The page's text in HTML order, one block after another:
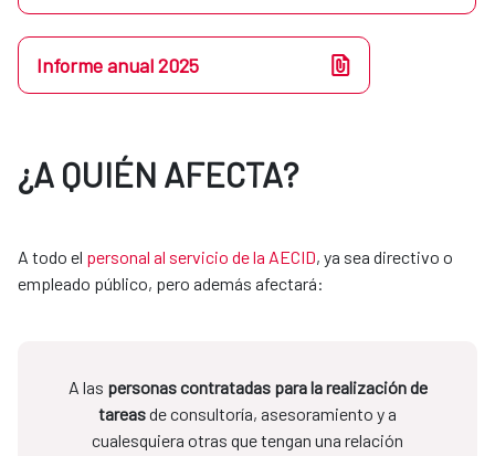
Informe anual 2025
¿A QUIÉN AFECTA?
A todo el personal al servicio de la AECID, ya sea directivo o
empleado público, pero además afectará:
A las personas contratadas para la realización de
tareasde consultoría, asesoramiento y a
cualesquiera otras que tengan una relación